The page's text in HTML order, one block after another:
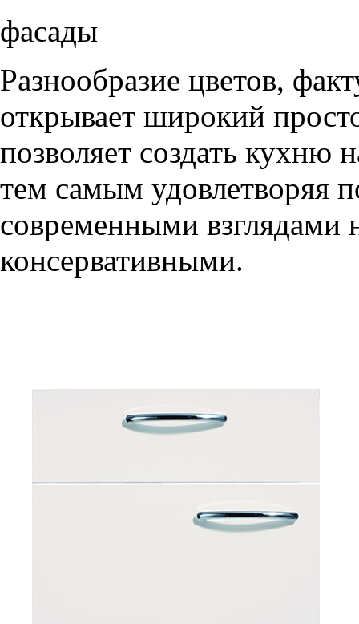
фасады
Разнообразие цветов,
открывает широкий
позволяет создать кухню
тем самым удовлетворяя
современными взглядами
консервативными.